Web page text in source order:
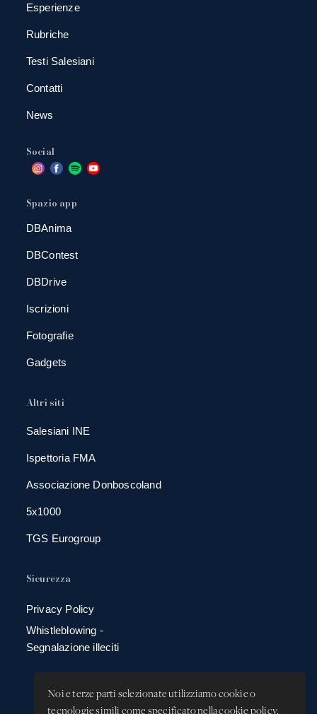
Noi e terze parti selezionate utilizziamo cookie o
tecnologie simili come specificato nella cookie policy.
Esperienze
Rubriche
Testi Salesiani
Contatti
News
Social
Spazio app
DBAnima
DBContest
DBDrive
Iscrizioni
Fotografie
Gadgets
Altri siti
Salesiani INE
Ispettoria FMA
Associazione Donboscoland
5x1000
TGS Eurogroup
Sicurezza
Privacy Policy
Whistleblowing -
Segnalazione illeciti